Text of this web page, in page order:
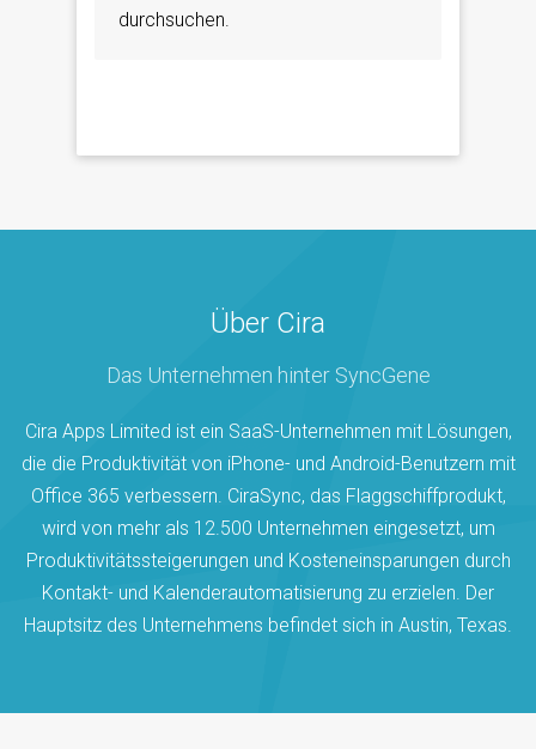
durchsuchen.
Über Cira
Das Unternehmen hinter SyncGene
Cira Apps Limited ist ein SaaS-Unternehmen mit Lösungen,
die die Produktivität von iPhone- und Android-Benutzern mit
Office 365 verbessern. CiraSync, das Flaggschiffprodukt,
wird von mehr als 12.500 Unternehmen eingesetzt, um
Produktivitätssteigerungen und Kosteneinsparungen durch
Kontakt- und Kalenderautomatisierung zu erzielen. Der
Hauptsitz des Unternehmens befindet sich in Austin, Texas.